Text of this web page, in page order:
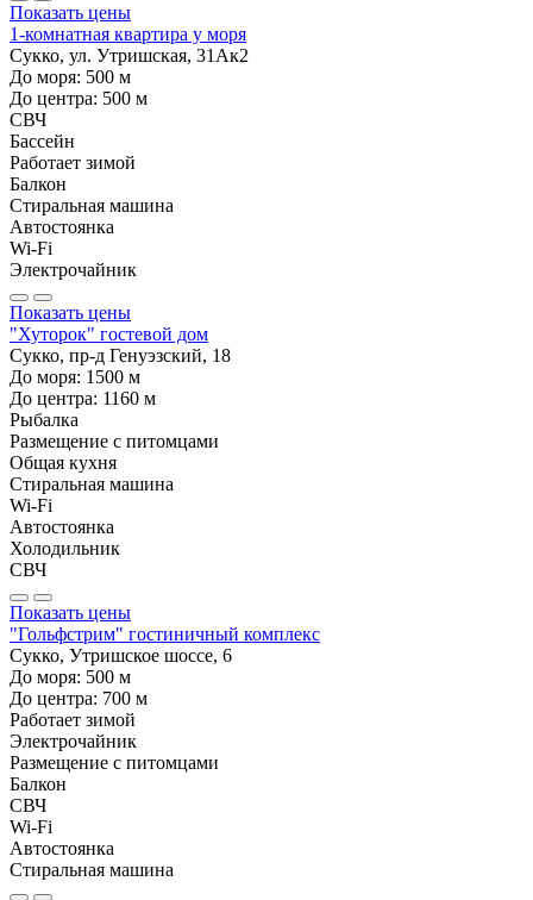
Показать цены
1-комнатная квартира у моря
Сукко, ул. Утришская, 31Ак2
До моря: 500 м
До центра: 500 м
СВЧ
Бассейн
Работает зимой
Балкон
Стиральная машина
Автостоянка
Wi-Fi
Электрочайник
Показать цены
"Хуторок" гостевой дом
Сукко, пр-д Генуэзский, 18
До моря: 1500 м
До центра: 1160 м
Рыбалка
Размещение с питомцами
Общая кухня
Стиральная машина
Wi-Fi
Автостоянка
Холодильник
СВЧ
Показать цены
"Гольфстрим" гостиничный комплекс
Сукко, Утришское шоссе, 6
До моря: 500 м
До центра: 700 м
Работает зимой
Электрочайник
Размещение с питомцами
Балкон
СВЧ
Wi-Fi
Автостоянка
Стиральная машина